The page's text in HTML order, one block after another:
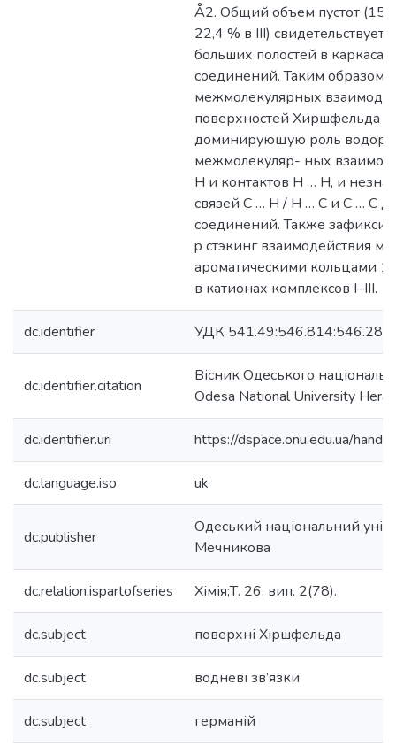
Å2. Общий объем пустот (15
22,4 % в III) свидетельствует
больших полостей в
соединений. Таким образом,
межмолекулярных
поверхностей Хиршфельда
доминирующую роль
межмолекуляр- ных
H и контактов H … H, и
связей C … H / H … C и С … С
соединений. Также
p стэкинг взаимодействия
ароматическими кольцами
в катионах комплексов I–III.
dc.identifier УДК 541.49:546.814:546.289
dc.identifier.citation
Вісник Одеського
Odesa National University
dc.identifier.uri https://dspace.onu.edu.ua/
dc.language.iso uk
dc.publisher
Одеський національний
Мечникова
dc.relation.ispartofseries Хімія;Т. 26, вип. 2(78).
dc.subject поверхні Хіршфельда
dc.subject водневі зв’язки
dc.subject германій